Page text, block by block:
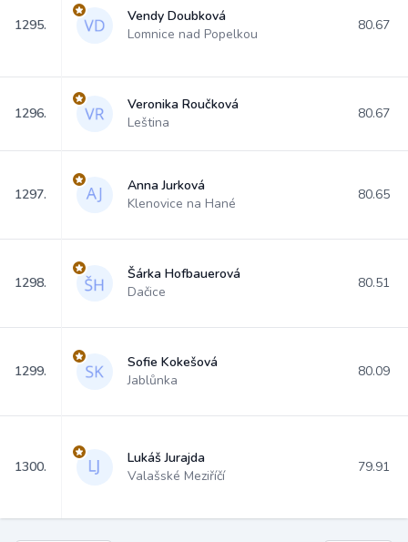
1295.
Vendy Doubková
Lomnice nad Popelkou
80.67
1296.
Veronika Roučková
Leština
80.67
1297.
Anna Jurková
Klenovice na Hané
80.65
1298.
Šárka Hofbauerová
Dačice
80.51
1299.
Sofie Kokešová
Jablůnka
80.09
1300.
Lukáš Jurajda
Valašské Meziříčí
79.91